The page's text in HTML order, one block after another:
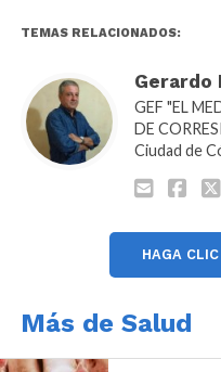
TEMAS RELACIONADOS:
Gerardo
GEF "EL
DE
Ciudad de
HAGA
Más de Salud